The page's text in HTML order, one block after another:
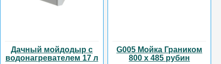
Дачный мойдодыр с
водонагревателем 17 л
G005 Мойка Граником
800 х 485 рубин